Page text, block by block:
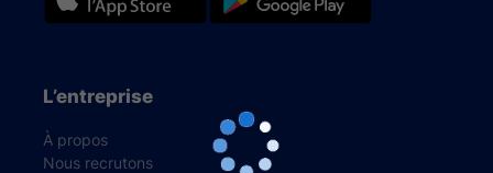
L’entreprise
À propos
Nous recrutons